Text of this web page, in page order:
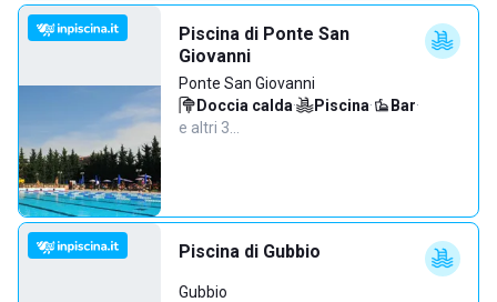
Piscina di Ponte San
Giovanni
Ponte San Giovanni
Doccia calda· Piscina· Bar·
e altri 3…
Piscina di Gubbio
Gubbio